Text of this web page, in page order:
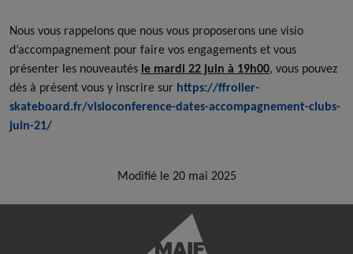
Nous vous rappelons que nous vous proposerons une visio
d’accompagnement pour faire vos engagements et vous
présenter les nouveautés le mardi 22 juin à 19h00, vous pouvez
dès à présent vous y inscrire sur https://ffroller-
skateboard.fr/visioconference-dates-accompagnement-clubs-
juin-21/
Modifié le 20 mai 2025